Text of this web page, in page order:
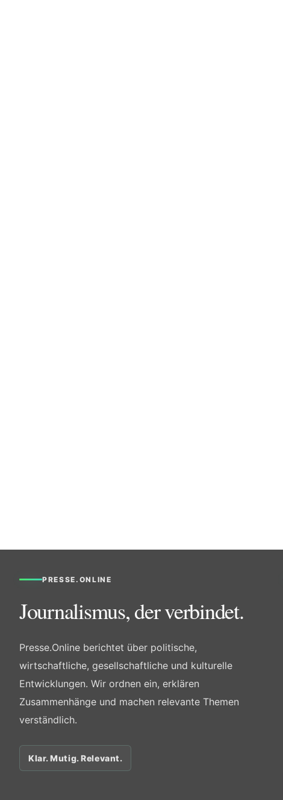
PRESSE.ONLINE
Journalismus, der verbindet.
Presse.Online berichtet über politische,
wirtschaftliche, gesellschaftliche und kulturelle
Entwicklungen. Wir ordnen ein, erklären
Zusammenhänge und machen relevante Themen
verständlich.
Klar. Mutig. Relevant.